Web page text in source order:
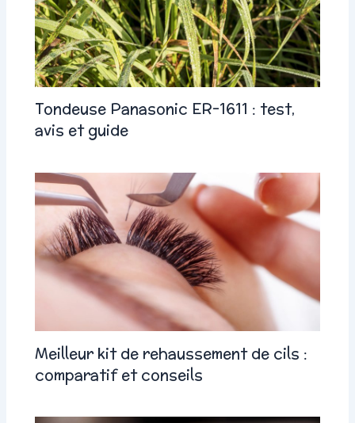
Tondeuse Panasonic ER-1611 : test,
avis et guide
Meilleur kit de rehaussement de cils :
comparatif et conseils